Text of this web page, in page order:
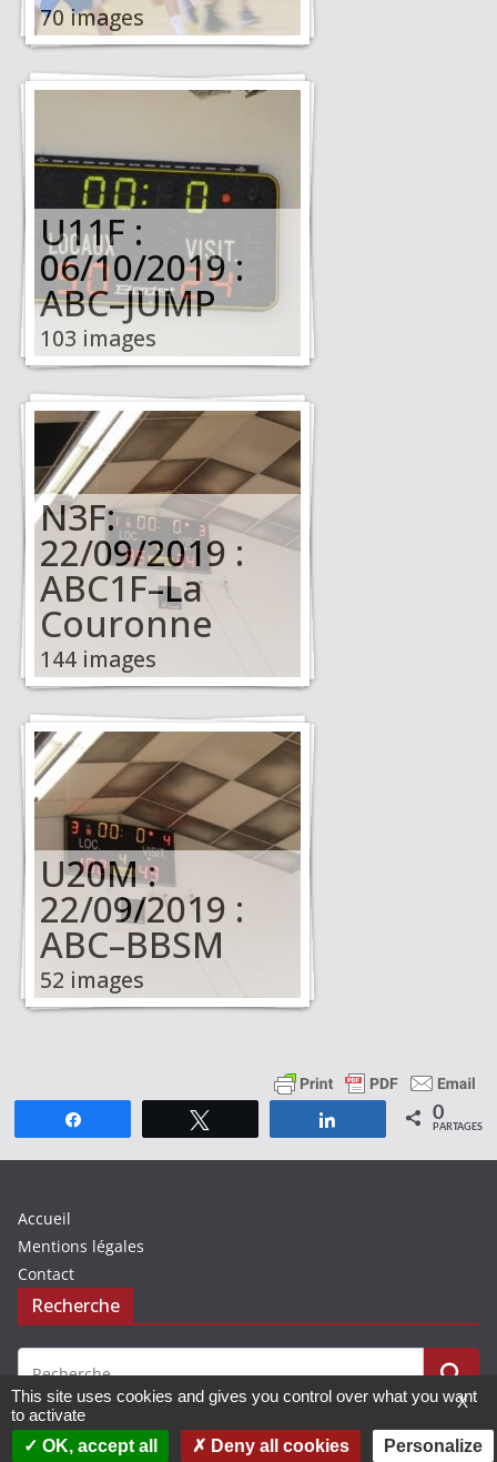
70 images
U11F :
06/10/2019 :
ABC–JUMP
103 images
N3F:
22/09/2019 :
ABC1F–La
Couronne
144 images
U20M :
22/09/2019 :
ABC–BBSM
52 images
Partagez 0
PARTAGES
Accueil
Mentions légales
Contact
Recherche
X
This site uses cookies and gives you control over what you want
to activate
OK, accept all
Deny all cookies Personalize